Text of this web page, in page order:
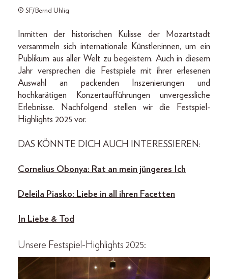
© SF/Bernd Uhlig
Inmitten der historischen Kulisse der Mozartstadt
versammeln sich internationale Künstler:innen, um ein
Publikum aus aller Welt zu begeistern. Auch in diesem
Jahr versprechen die Festspiele mit ihrer erlesenen
Auswahl an packenden Inszenierungen und
hochkarätigen Konzertaufführungen unvergessliche
Erlebnisse. Nachfolgend stellen wir die Festspiel-
Highlights 2025 vor.
DAS KÖNNTE DICH AUCH INTERESSIEREN:
Cornelius Obonya: Rat an mein jüngeres Ich
Deleila Piasko: Liebe in all ihren Facetten
In Liebe & Tod
Unsere Festspiel-Highlights 2025: